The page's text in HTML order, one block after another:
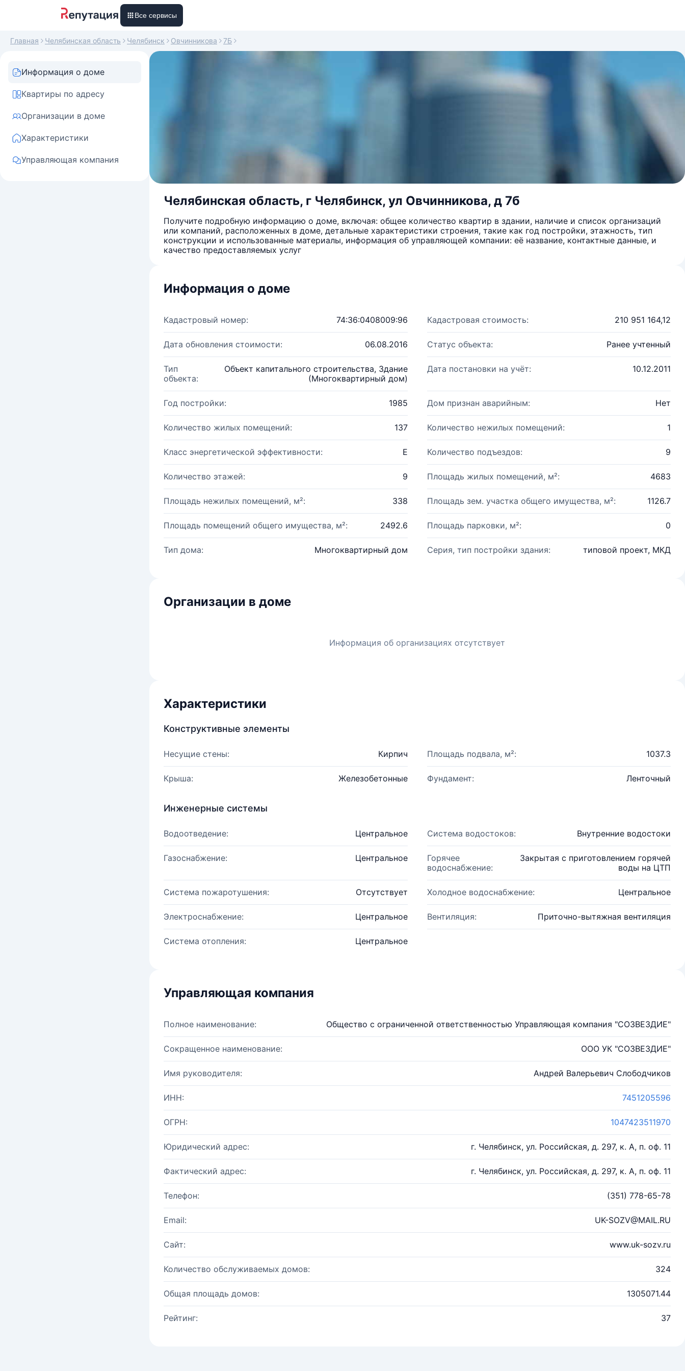
Все сервисы
Главная Челябинская область Челябинск Овчинникова 7Б
Информация о доме
Квартиры по адресу
Организации в доме
Характеристики
Управляющая компания
Челябинская область, г Челябинск, ул Овчинникова, д 7б
Получите подробную информацию о доме, включая: общее количество квартир в здании, наличие и список организаций
или компаний, расположенных в доме, детальные характеристики строения, такие как год постройки, этажность, тип
конструкции и использованные материалы, информация об управляющей компании: её название, контактные данные, и
качество предоставляемых услуг
Информация о доме
Кадастровый номер: 74:36:0408009:96 Кадастровая стоимость: 210 951 164,12
Дата обновления стоимости: 06.08.2016 Статус объекта: Ранее учтенный
Тип
объекта:
Объект капитального строительства, Здание
(Многоквартирный дом)
Дата постановки на учёт: 10.12.2011
Год постройки: 1985 Дом признан аварийным: Нет
Количество жилых помещений: 137 Количество нежилых помещений: 1
Класс энергетической эффективности: E Количество подъездов: 9
Количество этажей: 9 Площадь жилых помещений, м²: 4683
Площадь нежилых помещений, м²: 338 Площадь зем. участка общего имущества, м²: 1126.7
Площадь помещений общего имущества, м²: 2492.6 Площадь парковки, м²: 0
Тип дома: Многоквартирный дом Серия, тип постройки здания: типовой проект, МКД
Организации в доме
Информация об организациях отсутствует
Характеристики
Конструктивные элементы
Несущие стены: Кирпич Площадь подвала, м²: 1037.3
Крыша: Железобетонные Фундамент: Ленточный
Инженерные системы
Водоотведение: Центральное Система водостоков: Внутренние водостоки
Газоснабжение: Центральное
Горячее
водоснабжение:
Закрытая с приготовлением горячей
воды на ЦТП
Система пожаротушения: Отсутствует Холодное водоснабжение: Центральное
Электроснабжение: Центральное Вентиляция: Приточно-вытяжная вентиляция
Система отопления: Центральное
Управляющая компания
Полное наименование: Общество с ограниченной ответственностью Управляющая компания "СОЗВЕЗДИЕ"
Сокращенное наименование: ООО УК "СОЗВЕЗДИЕ"
Имя руководителя: Андрей Валерьевич Слободчиков
ИНН: 7451205596
ОГРН: 1047423511970
Юридический адрес: г. Челябинск, ул. Российская, д. 297, к. А, п. оф. 11
Фактический адрес: г. Челябинск, ул. Российская, д. 297, к. А, п. оф. 11
Телефон: (351) 778-65-78
Email: UK-SOZV@MAIL.RU
Сайт: www.uk-sozv.ru
Количество обслуживаемых домов: 324
Общая площадь домов: 1305071.44
Рейтинг: 37